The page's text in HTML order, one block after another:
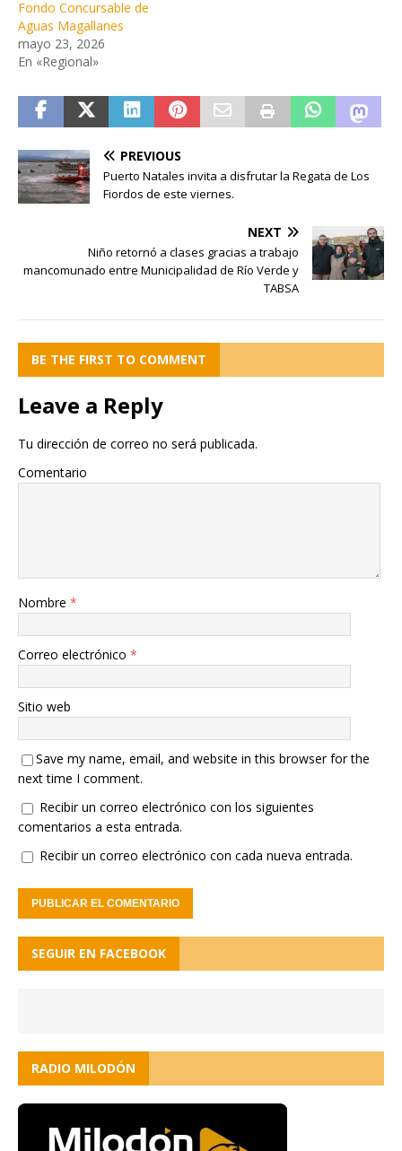
Fondo Concursable de
Aguas Magallanes
mayo 23, 2026
En «Regional»
PREVIOUS
Puerto Natales invita a disfrutar la Regata de Los
Fiordos de este viernes.
NEXT
Niño retornó a clases gracias a trabajo
mancomunado entre Municipalidad de Río Verde y
TABSA
BE THE FIRST TO COMMENT
Leave a Reply
Tu dirección de correo no será publicada.
Comentario
Nombre *
Correo electrónico *
Sitio web
Save my name, email, and website in this browser for the
next time I comment.
Recibir un correo electrónico con los siguientes
comentarios a esta entrada.
Recibir un correo electrónico con cada nueva entrada.
SEGUIR EN FACEBOOK
RADIO MILODÓN